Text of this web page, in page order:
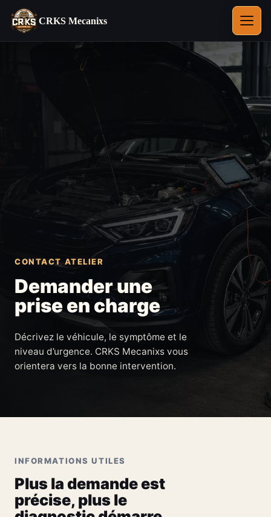
CRKS Mecanixs
Ouvrir
le
menu
CONTACT ATELIER
Demander une
prise en charge
Décrivez le véhicule, le symptôme et le
niveau d’urgence. CRKS Mecanixs vous
orientera vers la bonne intervention.
INFORMATIONS UTILES
Plus la demande est
précise, plus le